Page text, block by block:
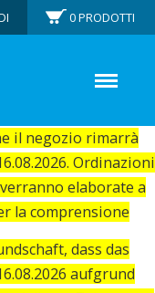
il negozio rimarrà
Ordinazioni
elaborate a
la comprensione
dass das
aufgrund
0PRODOTTI